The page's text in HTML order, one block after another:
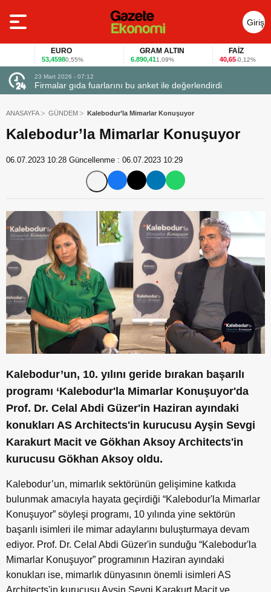
Giriş
Yap
EURO
53,45980,55%
GRAM ALTIN
6.890,411,09%
FAİZ
40,65-0,12%
23 Mart 2026 - 07:12
Firmalar gıda fuarlarını bu anket ile değerlendirdi
ANASAYFA GÜNDEM Kalebodur’la Mimarlar Konuşuyor
Kalebodur’la Mimarlar Konuşuyor
06.07.2023 10:28 Güncellenme : 06.07.2023 10:29
Kalebodur’un, 10. yılını geride bırakan başarılı
programı ‘Kalebodur'la Mimarlar Konuşuyor'da
Prof. Dr. Celal Abdi Güzer'in Haziran ayındaki
konukları AS Architects'in kurucusu Ayşin Sevgi
Karakurt Macit ve Gökhan Aksoy Architects'in
kurucusu Gökhan Aksoy oldu.
Kalebodur’un, mimarlık sektörünün gelişimine katkıda
bulunmak amacıyla hayata geçirdiği “Kalebodur'la Mimarlar
Konuşuyor” söyleşi programı, 10 yılında yine sektörün
başarılı isimleri ile mimar adaylarını buluşturmaya devam
ediyor. Prof. Dr. Celal Abdi Güzer'in sunduğu “Kalebodur'la
Mimarlar Konuşuyor” programının Haziran ayındaki
konukları ise, mimarlık dünyasının önemli isimleri AS
Architects'in kurucusu Ayşin Sevgi Karakurt Macit ve